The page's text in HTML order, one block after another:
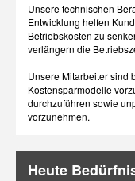
Unsere technischen
Entwicklung helfen
Betriebskosten zu
verlängern die
Unsere Mitarbeiter sind
Kostensparmodelle
durchzuführen sowie
vorzunehmen.
Heute